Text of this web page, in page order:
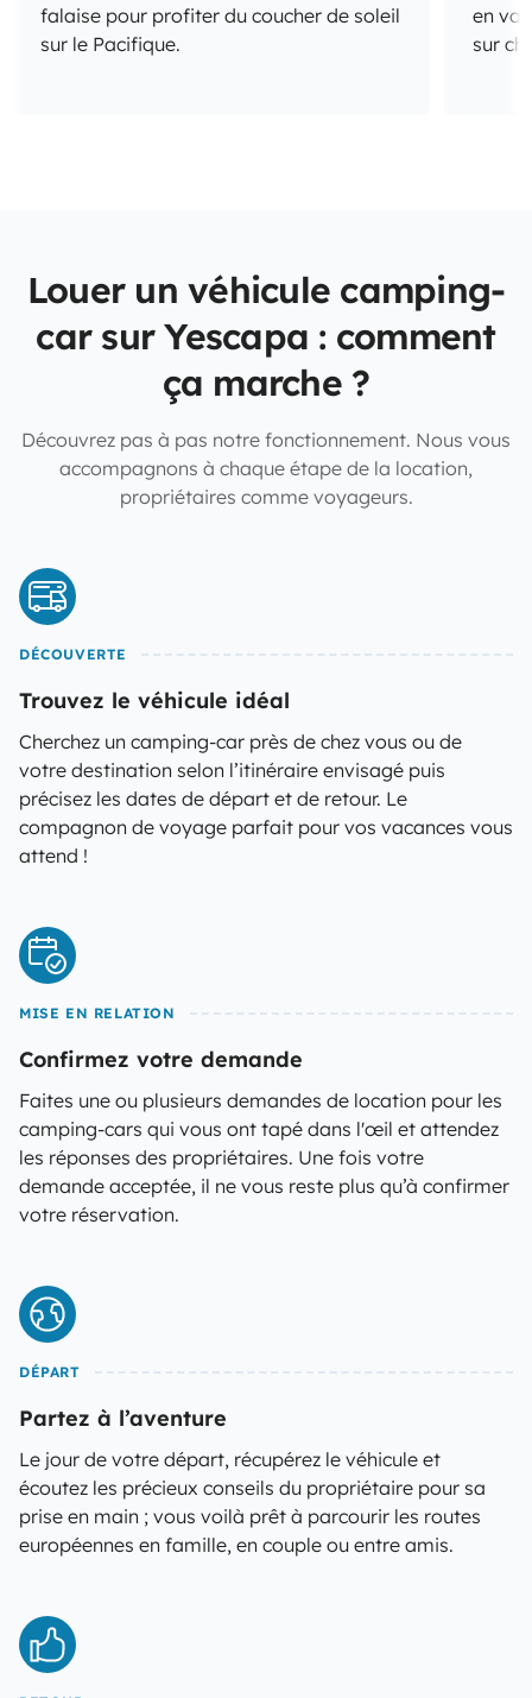
falaise pour profiter du coucher de soleil
sur le Pacifique.
en
sur
Louer un véhicule camping-
car sur Yescapa : comment
ça marche ?
Découvrez pas à pas notre fonctionnement. Nous vous
accompagnons à chaque étape de la location,
propriétaires comme voyageurs.
DÉCOUVERTE
Trouvez le véhicule idéal
Cherchez un camping-car près de chez vous ou de
votre destination selon l’itinéraire envisagé puis
précisez les dates de départ et de retour. Le
compagnon de voyage parfait pour vos vacances vous
attend !
MISE EN RELATION
Confirmez votre demande
Faites une ou plusieurs demandes de location pour les
camping-cars qui vous ont tapé dans l'œil et attendez
les réponses des propriétaires. Une fois votre
demande acceptée, il ne vous reste plus qu’à confirmer
votre réservation.
DÉPART
Partez à l’aventure
Le jour de votre départ, récupérez le véhicule et
écoutez les précieux conseils du propriétaire pour sa
prise en main ; vous voilà prêt à parcourir les routes
européennes en famille, en couple ou entre amis.